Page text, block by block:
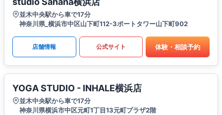
並木中央駅から車で17分
神奈川県_横浜市中区山下町112-3ポートタワー山下町902
店舗情報 公式サイト 体験・相談予約
YOGA STUDIO - INHALE横浜店
並木中央駅から車で17分
神奈川県横浜市中区元町1丁目13元町プラザ2階